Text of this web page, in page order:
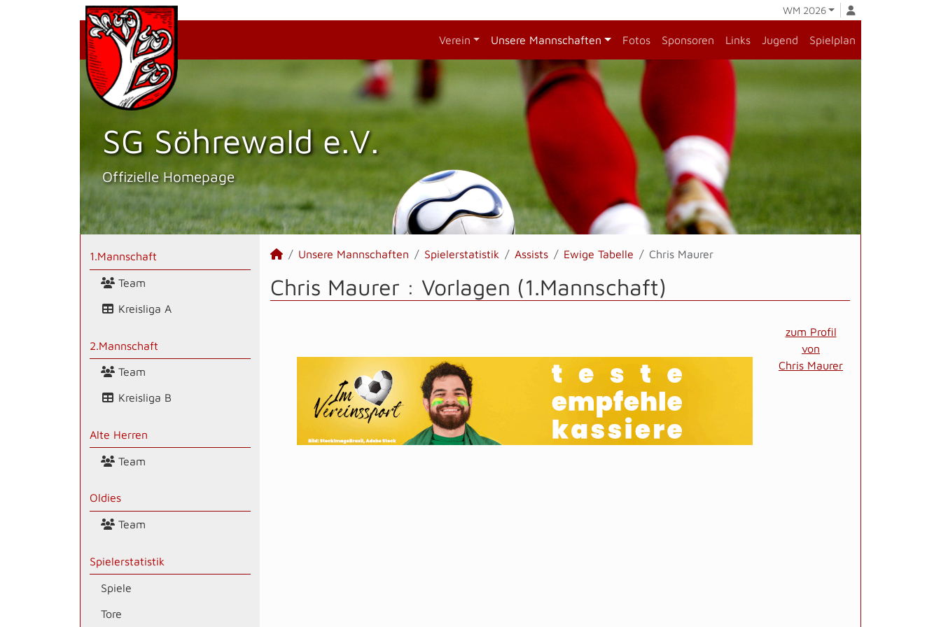
WM 2026
Verein Unsere Mannschaften Fotos Sponsoren Links Jugend Spielplan
SG Söhrewald e.V.
Offizielle Homepage
1.Mannschaft
Team
Kreisliga A
2.Mannschaft
Team
Kreisliga B
Alte Herren
Team
Oldies
Team
Spielerstatistik
Spiele
Tore
Unsere Mannschaften Spielerstatistik Assists Ewige Tabelle Chris Maurer
Chris Maurer : Vorlagen (1.Mannschaft)
zum Profil
von
Chris Maurer